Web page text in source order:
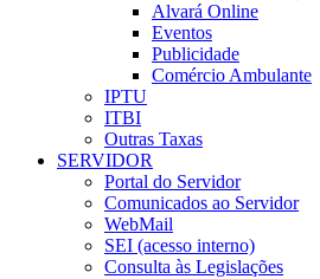
Alvará Online
Eventos
Publicidade
Comércio Ambulante
IPTU
ITBI
Outras Taxas
SERVIDOR
Portal do Servidor
Comunicados ao Servidor
WebMail
SEI (acesso interno)
Consulta às Legislações